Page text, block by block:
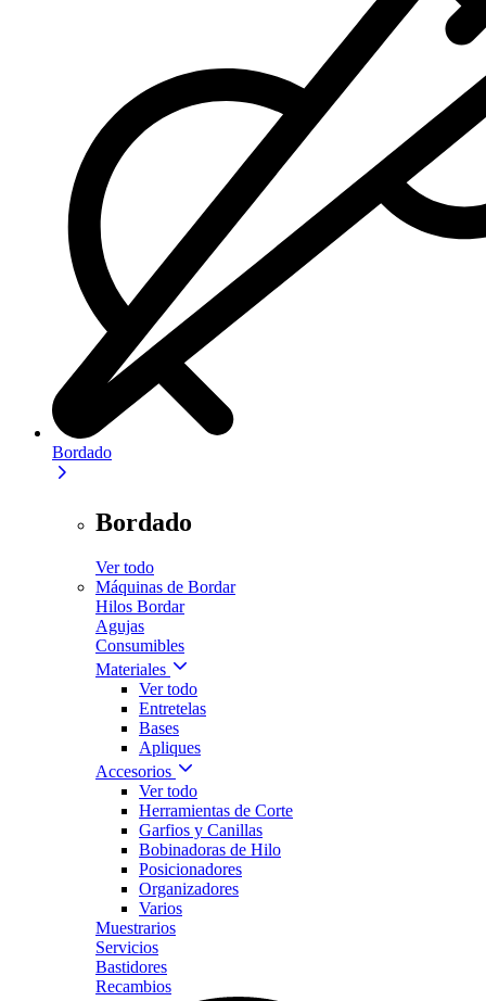
Bordado
Bordado
Ver todo
Máquinas de Bordar
Hilos Bordar
Agujas
Consumibles
Materiales
Ver todo
Entretelas
Bases
Apliques
Accesorios
Ver todo
Herramientas de Corte
Garfios y Canillas
Bobinadoras de Hilo
Posicionadores
Organizadores
Varios
Muestrarios
Servicios
Bastidores
Recambios